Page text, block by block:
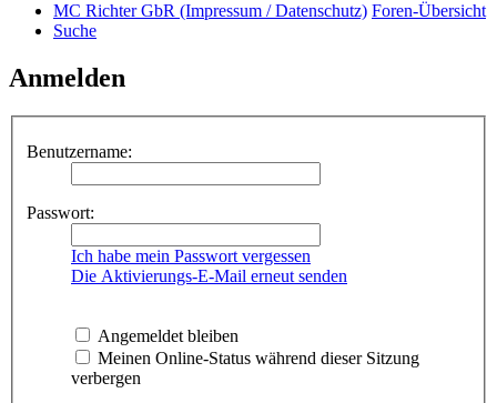
MC Richter GbR (Impressum / Datenschutz) Foren-Übersicht
Suche
Anmelden
Benutzername:
Passwort:
Ich habe mein Passwort vergessen
Die Aktivierungs-E-Mail erneut senden
Angemeldet bleiben
Meinen Online-Status während dieser Sitzung
verbergen